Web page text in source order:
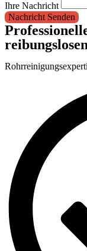
Ihre Nachricht
Nachricht Senden